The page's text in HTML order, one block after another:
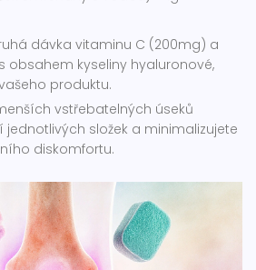
dávka vitaminu C (200mg) a
obsahem kyseliny hyaluronové,
produktu.
vstřebatelných úseků
jednotlivých složek a minimalizujete
diskomfortu.